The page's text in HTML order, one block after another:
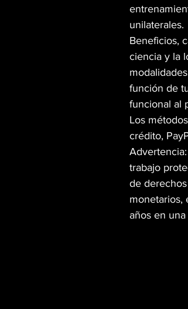
unilaterales.
Beneficios,
ciencia y la
función de
funcional al
Los
crédito,
trabajo
de
monetarios,
años en